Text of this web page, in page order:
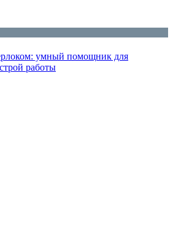
умный помощник для
работы